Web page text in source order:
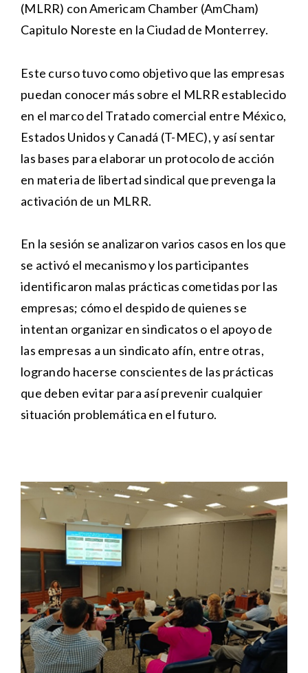
(MLRR) con Americam Chamber (AmCham)
Capitulo Noreste en la Ciudad de Monterrey.
Este curso tuvo como objetivo que las empresas
puedan conocer más sobre el MLRR establecido
en el marco del Tratado comercial entre México,
Estados Unidos y Canadá (T-MEC), y así sentar
las bases para elaborar un protocolo de acción
en materia de libertad sindical que prevenga la
activación de un MLRR.
En la sesión se analizaron varios casos en los que
se activó el mecanismo y los participantes
identificaron malas prácticas cometidas por las
empresas; cómo el despido de quienes se
intentan organizar en sindicatos o el apoyo de
las empresas a un sindicato afín, entre otras,
logrando hacerse conscientes de las prácticas
que deben evitar para así prevenir cualquier
situación problemática en el futuro.